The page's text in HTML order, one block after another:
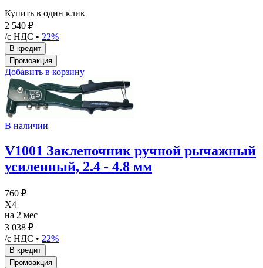
Купить в один клик
2 540 ₽
/с НДС • 22%
Добавить в корзину
В наличии
V1001 Заклепочник ручной рычажный
усиленный, 2.4 - 4.8 мм
760 ₽
X4
на 2 мес
3 038 ₽
/с НДС • 22%